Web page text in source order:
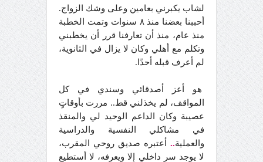
لشاب يكبرني بعامين وعلى وشك الزواج.
أحببنا بعضنا منذ ٨ سنوات وتمت الخطبة
منذ عام، منذ أن تعارفنا قرر أن يخطبني
وتكلم مع أهلي وكان لا يزال في الثانوية،
لم أعرف قبله أحدًا.
هو أعز أصدقائي وسندي في كل
المواقف، لم يخذلني قط.. مررت بأوقاتٍ
عصيبة وكان الداعم الوحيد لي والمنقذ
في مشاكلي النفسية والدراسية
والعملية.. أعتبره صديق روحي المقرب،
لا يوجد سر داخلي إلا ويعرفه، لا أستطيع